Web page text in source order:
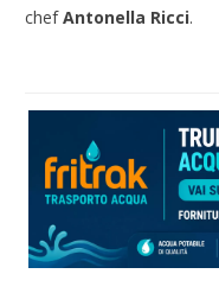
chefAntonella Ricci.